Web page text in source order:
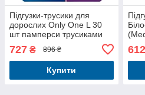
Підгузки-трусики для
дорослих Only One L 30
шт памперси трусиками
727 ₴ 896 ₴
Купити
612